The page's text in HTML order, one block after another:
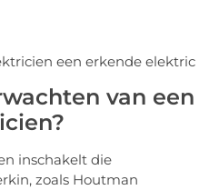
van een
inschakelt die
zoals Houtman